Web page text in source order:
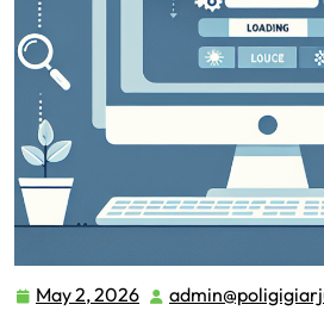
May 2, 2026 May